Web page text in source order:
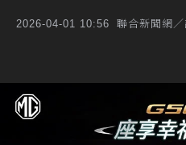
2026-04-01 10:56 聯合新聞網